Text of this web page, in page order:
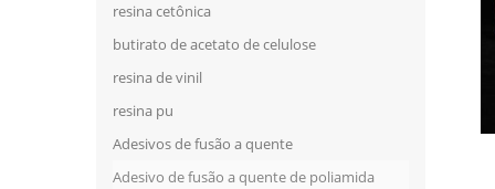
resina cetônica
butirato de acetato de celulose
resina de vinil
resina pu
Adesivos de fusão a quente
Adesivo de fusão a quente de poliamida